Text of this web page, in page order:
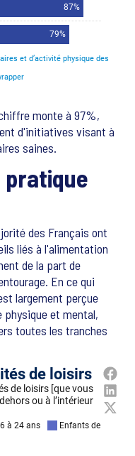
monte à 97%,
d'initiatives visant à
saines.
pratique
des Français ont
liés à l'alimentation
de la part de
En ce qui
largement perçue
et mental,
toutes les tranches